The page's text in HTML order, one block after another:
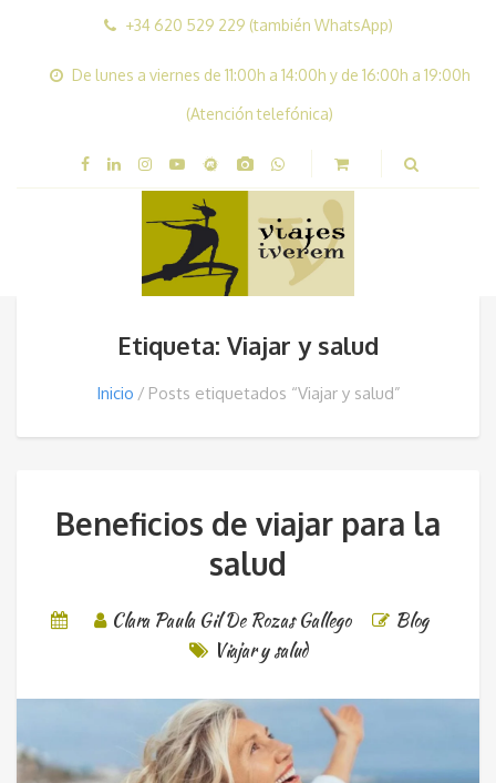
+34 620 529 229 (también WhatsApp)
De lunes a viernes de 11:00h a 14:00h y de 16:00h a 19:00h
(Atención telefónica)
Etiqueta: Viajar y salud
Inicio Posts etiquetados “Viajar y salud”
Beneficios de viajar para la
salud
Clara Paula Gil De Rozas Gallego
Blog
Viajar y salud